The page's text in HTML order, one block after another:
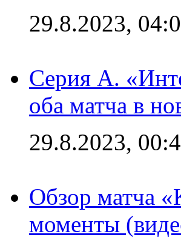
29.8.2023,
Серия А.
оба матча в
29.8.2023,
Обзор матча
моменты